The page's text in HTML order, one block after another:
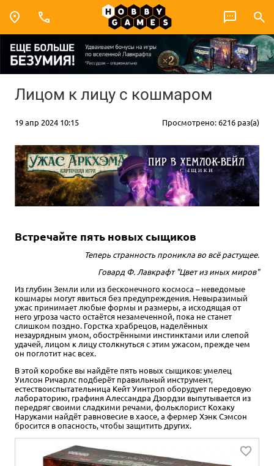
Лицом к лицу с кошмаром
19 апр 2024 10:15 Просмотрено: 6216 раз(а)
Встречайте пять новых сыщиков
Теперь странность проникла во всё растущее.
Говард Ф. Лавкрафт "Цвет из иных миров"
Из глубин Земли или из бесконечного космоса – неведомые
кошмары могут явиться без предупреждения. Невыразимый
ужас принимает любые формы и размеры, а исходящая от
него угроза часто остаётся незамеченной, пока не станет
слишком поздно. Горстка храбрецов, наделённых
незаурядным умом, обострёнными инстинктами или слепой
удачей, лицом к лицу столкнуться с этим ужасом, прежде чем
он поглотит нас всех.
В этой коробке вы найдёте пять новых сыщиков: умелец
Уилсон Ричарлс подберёт правильный инструмент,
естествоиспытательница Кейт Уинтроп оборудует передовую
лабораторию, графиня Алессандра Дзордзи выпутывается из
передряг своими сладкими речами, фольклорист Кохаку
Наруками найдёт равновесие в хаосе, а фермер Хэнк Сэмсон
бросится в опасность, чтобы защитить других.